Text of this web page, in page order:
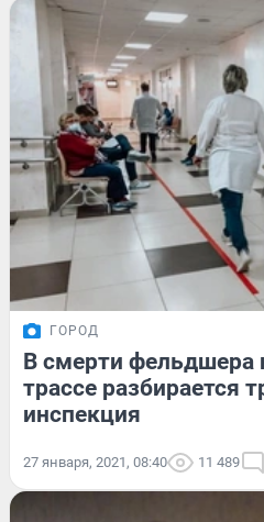
ГОРОД
В смерти фельдшера
трассе разбирается
инспекция
27 января, 2021, 08:40 11 489